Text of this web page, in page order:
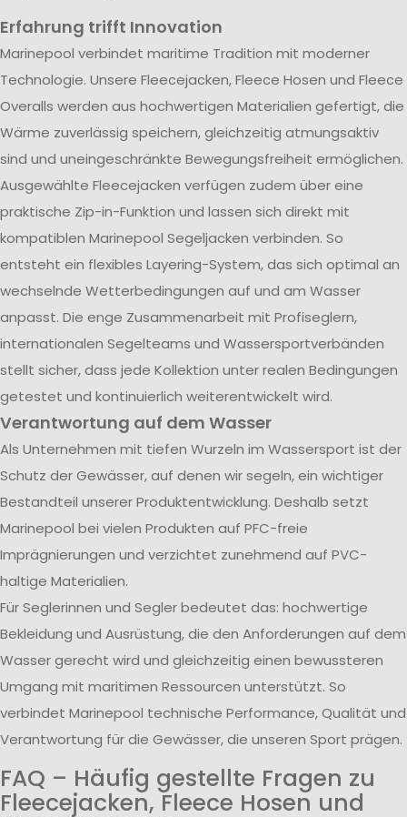
Erfahrung trifft Innovation
Marinepool verbindet maritime Tradition mit moderner
Technologie. Unsere Fleecejacken, Fleece Hosen und Fleece
Overalls werden aus hochwertigen Materialien gefertigt, die
Wärme zuverlässig speichern, gleichzeitig atmungsaktiv
sind und uneingeschränkte Bewegungsfreiheit ermöglichen.
Ausgewählte Fleecejacken verfügen zudem über eine
praktische Zip-in-Funktion und lassen sich direkt mit
kompatiblen Marinepool Segeljacken verbinden. So
entsteht ein flexibles Layering-System, das sich optimal an
wechselnde Wetterbedingungen auf und am Wasser
anpasst. Die enge Zusammenarbeit mit Profiseglern,
internationalen Segelteams und Wassersportverbänden
stellt sicher, dass jede Kollektion unter realen Bedingungen
getestet und kontinuierlich weiterentwickelt wird.
Verantwortung auf dem Wasser
Als Unternehmen mit tiefen Wurzeln im Wassersport ist der
Schutz der Gewässer, auf denen wir segeln, ein wichtiger
Bestandteil unserer Produktentwicklung. Deshalb setzt
Marinepool bei vielen Produkten auf PFC-freie
Imprägnierungen und verzichtet zunehmend auf PVC-
haltige Materialien.
Für Seglerinnen und Segler bedeutet das: hochwertige
Bekleidung und Ausrüstung, die den Anforderungen auf dem
Wasser gerecht wird und gleichzeitig einen bewussteren
Umgang mit maritimen Ressourcen unterstützt. So
verbindet Marinepool technische Performance, Qualität und
Verantwortung für die Gewässer, die unseren Sport prägen.
FAQ – Häufig gestellte Fragen zu
Fleecejacken, Fleece Hosen und